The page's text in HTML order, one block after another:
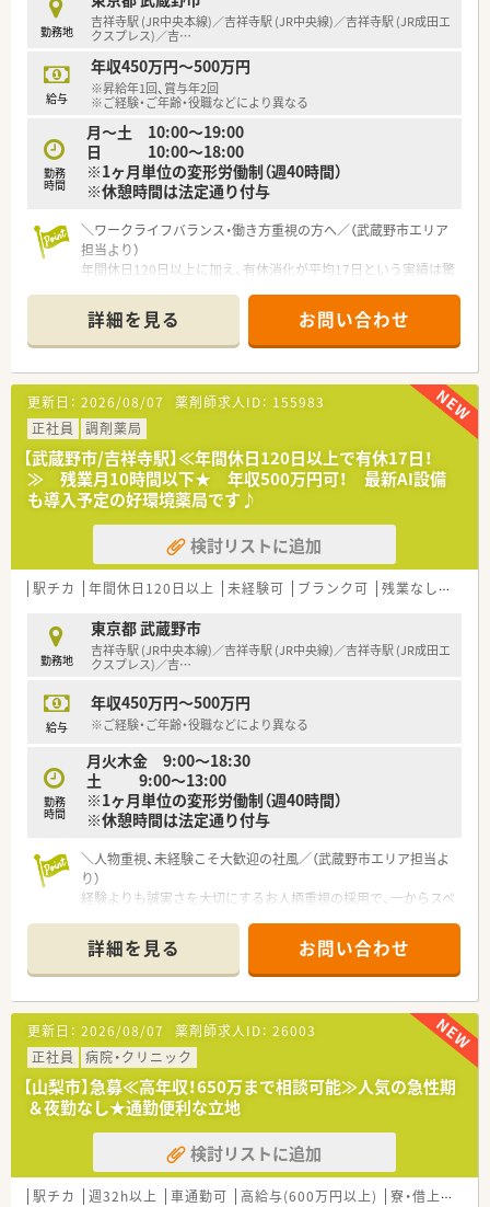
勤務地
吉祥寺駅 (JR中央本線)／吉祥寺駅 (JR中央線)／吉祥寺駅 (JR成田エ
クスプレス)／吉…
給与
年収450万円～500万円
※昇給年1回、賞与年2回
※ご経験・ご年齢・役職などにより異なる
勤務
時間
月～土 10:00～19:00
日 10:00～18:00
※1ヶ月単位の変形労働制（週40時間）
※休憩時間は法定通り付与
＼ワークライフバランス・働き方重視の方へ／（武蔵野市エリア
担当より）
年間休日120日以上に加え、有休消化が平均17日という実績は驚
分時間を大切にしたい方に最適な環境ですよ。
＊------------------------------------------＊
【店舗情報と応需状況について】
■吉祥寺駅より徒歩5分のショッピングセンター内に位置してお
り、お仕事帰りやお昼休みにお買い物も楽しめる便利な立地で
す。
■眼科や皮膚科、耳鼻科をメインに応需しており、特に眼科は新
患率が高いため、症例を通じたスキルアップが期待できる店舗で
す。
■駅チカの立地を活かして大学病院などの広域処方も受け付け
ており、1日約50枚の処方箋を少人数の体制で丁寧に対応してい
【募集背景と求める人物像について】
ており、経験よりも誠実さや柔軟性といったお人柄を最優先して
います。
■代表自らが面接を行い人間性を重視して判断するため、謙虚な
ます。
■調剤未経験の方でも独自のクセがない方を歓迎しており、これ
ます。
【こんな方にオススメ】
■吉祥寺エリアで転居を伴わずに永続的に働きたい方や、駅チカ
です。
■教育体制が充実しているため、未経験から基礎を学びたい方
や、将来の独立を見据えて経営を学びたい方には最適な環境と言
えます。
■人間関係の良さを重視しており、和気あいあいとした雰囲気の
中で楽しみながらお仕事を続けたい方に自信を持って提案でき
る案件です。
【法人特徴について】
■吉祥寺エリアに特化したドミナント展開を行っているため、転
居を伴う異動の心配がなく、住み慣れた地域で腰を据えて働けま
す。
■全店舗が基準調剤算定施設に指定されており、高い専門性を持
って患者様に向き合うことができるワンランク上の環境が魅力
です。
■最新設備の導入に積極的でアミボイス等も活用しており、薬剤
師が安心して本来の業務に集中できるインフラが整っている法
人です。
詳細を見る お問い合わせ
更新日： 2026/08/07 薬剤師求人ID： 155983
正社員
調剤薬局
【武蔵野市/吉祥寺駅】≪年間休日120日以上で有休17日！
≫ 残業月10時間以下★ 年収500万円可！ 最新AI設備
も導入予定の好環境薬局です♪
検討リストに追加
駅チカ 年間休日120日以上 未経験可 ブランク可 残業なし(ほぼなし含む)
勤務地
東京都 武蔵野市
吉祥寺駅 (JR中央本線)／吉祥寺駅 (JR中央線)／吉祥寺駅 (JR成田エ
クスプレス)／吉…
給与
年収450万円～500万円
※ご経験・ご年齢・役職などにより異なる
勤務
時間
月火木金 9:00～18:30
土 9:00～13:00
※1ヶ月単位の変形労働制（週40時間）
※休憩時間は法定通り付与
＼人物重視、未経験こそ大歓迎の社風／（武蔵野市エリア担当よ
り）
経験よりも誠実さを大切にするお人柄重視の採用で、一からスペ
＊------------------------------------------＊
【店舗情報と応需状況について】
■吉祥寺駅から徒歩12分ほどの商店街に位置しており、近隣の
大病院からクリニックまで幅広い処方箋を受け付けておりま
す。
■内科、耳鼻科、小児科をメインに1日約40枚応需しており、地域
の方々との深いコミュニケーションを大切にする環境です。
■在宅業務には積極的には取り組んでいない方針のため、外来の
患者様への丁寧な服薬指導や接遇に専念することが可能です。
【募集背景と求める人物像について】
■サービス向上のための増員募集となっており、これまでの経験
よりも誠実さや柔軟性といったお人柄を第一に考えた採用で
詳細を見る お問い合わせ
更新日： 2026/08/07 薬剤師求人ID： 26003
正社員
病院・クリニック
【山梨市】急募≪高年収！650万まで相談可能≫人気の急性期
＆夜勤なし★通勤便利な立地
検討リストに追加
駅チカ 週32h以上 車通勤可 高給与(600万円以上) 寮・借上社宅あり